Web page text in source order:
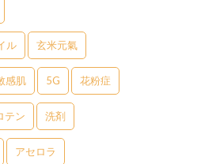
ル 玄米元氣
感肌 5G 花粉症
テン 洗剤
アセロラ